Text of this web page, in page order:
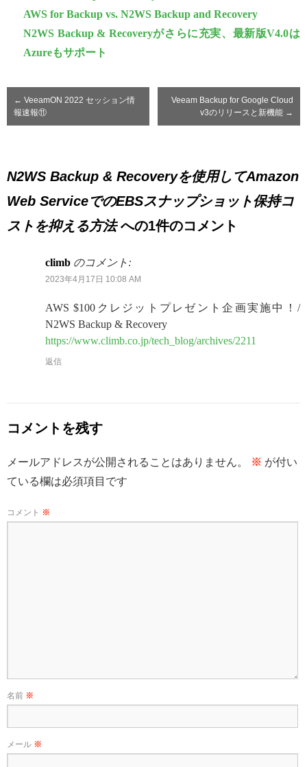
AWS for Backup vs. N2WS Backup and Recovery
N2WS Backup & Recoveryがさらに充実、最新版V4.0は
Azureもサポート
← VeeamON 2022 セッション情
報速報⑪
Veeam Backup for Google Cloud
v3のリリースと新機能 →
N2WS Backup & Recoveryを使用してAmazon
Web ServiceでのEBSスナップショット保持コ
ストを抑える方法への1件のコメント
climb のコメント:
2023年4月17日 10:08 AM
AWS $100クレジットプレゼント企画実施中！/
N2WS Backup & Recovery
https://www.climb.co.jp/tech_blog/archives/2211
返信
コメントを残す
メールアドレスが公開されることはありません。 ※ が付い
ている欄は必須項目です
コメント ※
名前 ※
メール ※